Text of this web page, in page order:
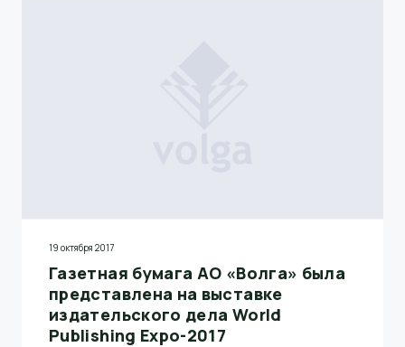
19 октября 2017
Газетная бумага АО «Волга» была
представлена на выставке
издательского дела World
Publishing Expo-2017